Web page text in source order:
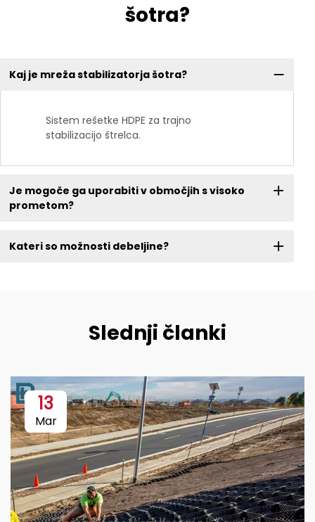
šotra?
Kaj je mreža stabilizatorja šotra?
Sistem rešetke HDPE za trajno
stabilizacijo štrelca.
Je mogoče ga uporabiti v območjih s visoko
prometom?
Kateri so možnosti debeljine?
Slednji članki
13
Mar